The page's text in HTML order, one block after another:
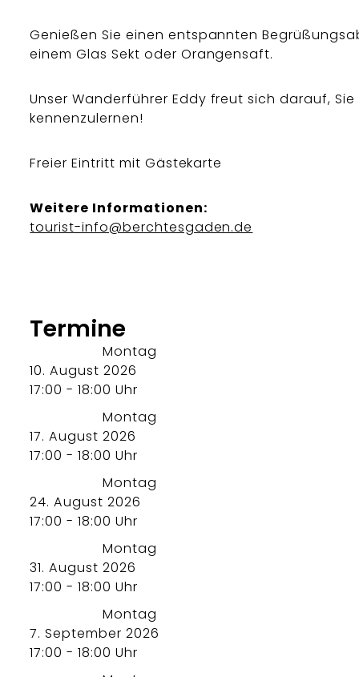
Genießen Sie einen entspannten
einem Glas Sekt oder Orangensaft.
Unser Wanderführer Eddy freut sich darauf,
kennenzulernen!
Freier Eintritt mit Gästekarte
Weitere Informationen:
tourist-info@berchtesgaden.de
Termine
Montag
10. August 2026
17:00 - 18:00 Uhr
Montag
17. August 2026
17:00 - 18:00 Uhr
Montag
24. August 2026
17:00 - 18:00 Uhr
Montag
31. August 2026
17:00 - 18:00 Uhr
Montag
7. September 2026
17:00 - 18:00 Uhr